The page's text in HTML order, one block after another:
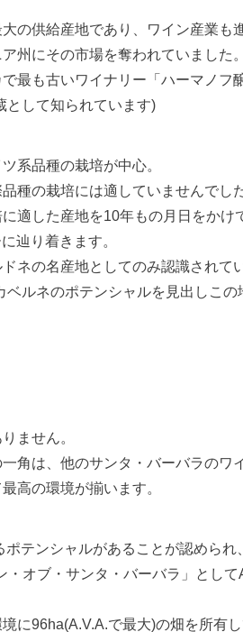
の供給産地であり、ワイン産業も
州にその市場を奪われていました。
最も古いワイナリー「ハーマノフ
として知られています)
系品種の栽培が中心。
種の栽培には適していませんでした
適した産地を10年もの月日をかけ
辿り着きます。
ネの名産地としてのみ認識されて
ルネのポテンシャルを見出しこの
ません。
角は、他のサンタ・バーバラのワ
高の環境が揃います。
テンシャルがあることが認められ
オブ・サンタ・バーバラ」として
に96ha(A.V.A.で最大)の畑を所有し